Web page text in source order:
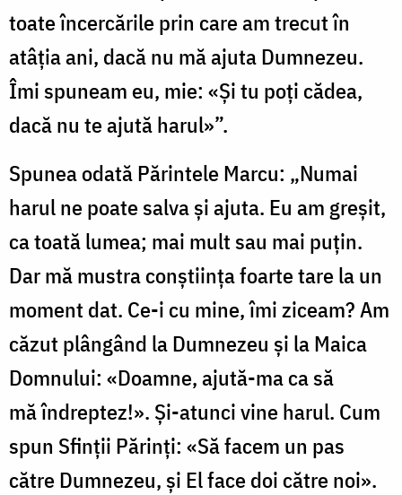
toate încercările prin care am trecut în
atâţia ani, dacă nu mă ajuta Dumnezeu.
Îmi spuneam eu, mie: «Şi tu poţi cădea,
dacă nu te ajută harul»”.
Spunea odată Părintele Marcu: „Numai
harul ne poate salva şi ajuta. Eu am greşit,
ca toată lumea; mai mult sau mai puţin.
Dar mă mustra conştiinţa foarte tare la un
moment dat. Ce-i cu mine, îmi ziceam? Am
căzut plângând la Dumnezeu şi la Maica
Domnului: «Doamne, ajută-ma ca să
mă îndreptez!». Şi-atunci vine harul. Cum
spun Sfinţii Părinţi: «Să facem un pas
către Dumnezeu, şi El face doi către noi».